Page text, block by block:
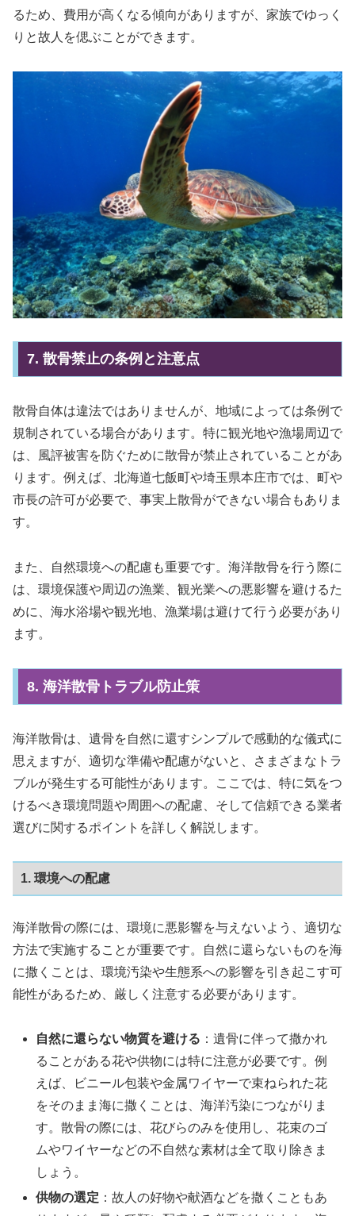
るため、費用が高くなる傾向がありますが、家族でゆっく
りと故人を偲ぶことができます。
7. 散骨禁止の条例と注意点
散骨自体は違法ではありませんが、地域によっては条例で
規制されている場合があります。特に観光地や漁場周辺で
は、風評被害を防ぐために散骨が禁止されていることがあ
ります。例えば、北海道七飯町や埼玉県本庄市では、町や
市長の許可が必要で、事実上散骨ができない場合もありま
す。
また、自然環境への配慮も重要です。海洋散骨を行う際に
は、環境保護や周辺の漁業、観光業への悪影響を避けるた
めに、海水浴場や観光地、漁業場は避けて行う必要があり
ます。
8. 海洋散骨トラブル防止策
海洋散骨は、遺骨を自然に還すシンプルで感動的な儀式に
思えますが、適切な準備や配慮がないと、さまざまなトラ
ブルが発生する可能性があります。ここでは、特に気をつ
けるべき環境問題や周囲への配慮、そして信頼できる業者
選びに関するポイントを詳しく解説します。
1. 環境への配慮
海洋散骨の際には、環境に悪影響を与えないよう、適切な
方法で実施することが重要です。自然に還らないものを海
に撒くことは、環境汚染や生態系への影響を引き起こす可
能性があるため、厳しく注意する必要があります。
自然に還らない物質を避ける ：遺骨に伴って撒かれ
ることがある花や供物には特に注意が必要です。例
えば、ビニール包装や金属ワイヤーで束ねられた花
をそのまま海に撒くことは、海洋汚染につながりま
す。散骨の際には、花びらのみを使用し、花束のゴ
ムやワイヤーなどの不自然な素材は全て取り除きま
しょう。
供物の選定 ：故人の好物や献酒などを撒くこともあ